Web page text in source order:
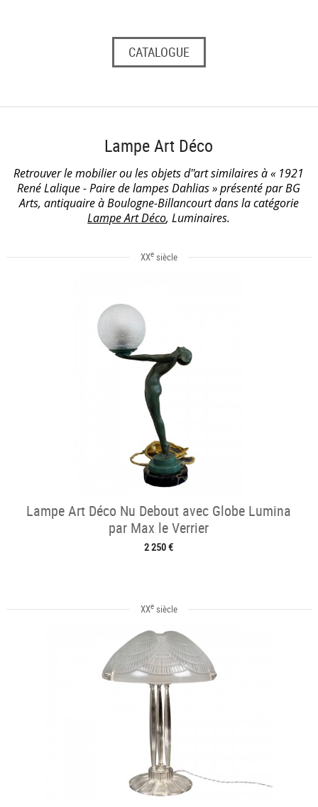
CATALOGUE
Lampe Art Déco
Retrouver le mobilier ou les objets d''art similaires à « 1921
René Lalique - Paire de lampes Dahlias » présenté par BG
Arts, antiquaire à Boulogne-Billancourt dans la catégorie
Lampe Art Déco, Luminaires.
XXesiècle
Lampe Art Déco Nu Debout avec Globe Lumina
par Max le Verrier
2 250 €
XXesiècle